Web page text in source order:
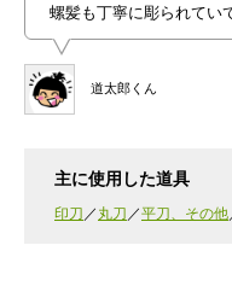
道太郎くん
螺髪も丁寧に彫られてい
主に使用した道具
印刀 丸刀 平刀、その他